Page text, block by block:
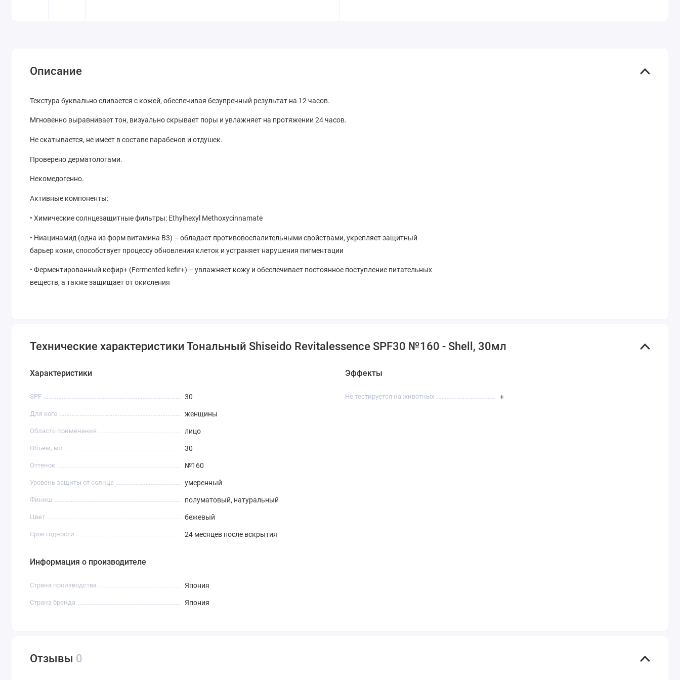
Описание
Текстура буквально сливается с кожей, обеспечивая безупречный результат на 12 часов.
Мгновенно выравнивает тон, визуально скрывает поры и увлажняет на протяжении 24 часов.
Не скатывается, не имеет в составе парабенов и отдушек.
Проверено дерматологами.
Некомедогенно.
Активные компоненты:
• Химические солнцезащитные фильтры: Ethylhexyl Methoxycinnamate
• Ниацинамид (одна из форм витамина B3) – обладает противовоспалительными свойствами, укрепляет защитный
барьер кожи, способствует процессу обновления клеток и устраняет нарушения пигментации
• Ферментированный кефир+ (Fermented kefir+) – увлажняет кожу и обеспечивает постоянное поступление питательных
веществ, а также защищает от окисления
Технические характеристики Тональный Shiseido Revitalessence SPF30 №160 - Shell, 30мл
Характеристики
SPF 30
Для кого женщины
Область применения лицо
Объем, мл 30
Оттенок №160
Уровень защиты от солнца умеренный
Финиш полуматовый, натуральный
Цвет бежевый
Срок годности 24 месяцев после вскрытия
Эффекты
Не тестируется на животных +
Информация о производителе
Страна производства Япония
Страна бренда Япония
Отзывы 0